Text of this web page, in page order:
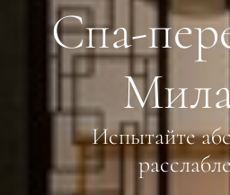
Спа-
Испытайте